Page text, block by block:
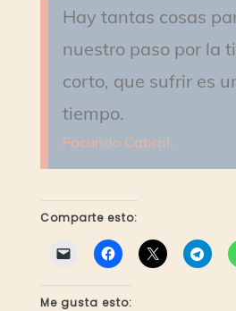
Hay tantas cosas
nuestro paso por la
corto, que sufrir es
tiempo.
Facundo Cabral.
Comparte esto:
Me gusta esto: